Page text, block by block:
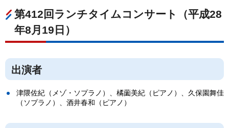
第412回ランチタイムコンサート（平成28
年8月19日）
出演者
津隈佐紀（メゾ・ソプラノ）、橘薗美紀（ピアノ）、久保園舞佳
（ソプラノ）、酒井春和（ピアノ）